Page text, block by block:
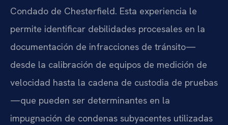
Condado de Chesterfield. Esta experiencia le
permite identificar debilidades procesales en la
documentación de infracciones de tránsito—
desde la calibración de equipos de medición de
velocidad hasta la cadena de custodia de pruebas
—que pueden ser determinantes en la
impugnación de condenas subyacentes utilizadas